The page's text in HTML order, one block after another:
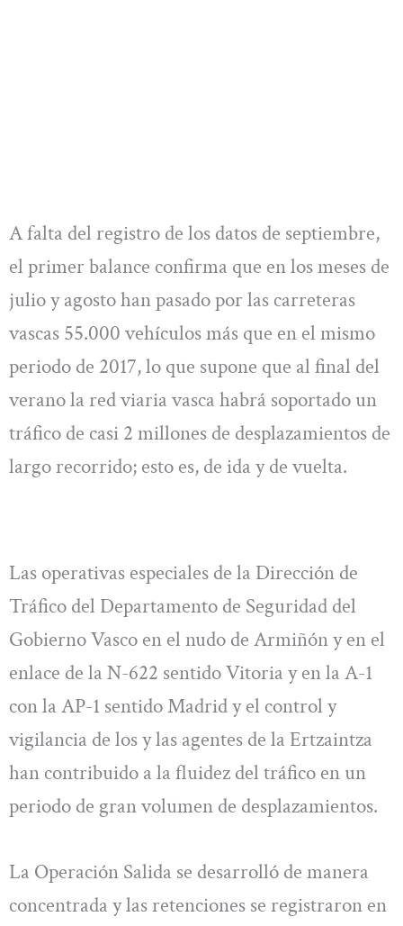
A falta del registro de los datos de septiembre,
el primer balance confirma que en los meses de
julio y agosto han pasado por las carreteras
vascas 55.000 vehículos más que en el mismo
periodo de 2017, lo que supone que al final del
verano la red viaria vasca habrá soportado un
tráfico de casi 2 millones de desplazamientos de
largo recorrido; esto es, de ida y de vuelta.
Las operativas especiales de la Dirección de
Tráfico del Departamento de Seguridad del
Gobierno Vasco en el nudo de Armiñón y en el
enlace de la N-622 sentido Vitoria y en la A-1
con la AP-1 sentido Madrid y el control y
vigilancia de los y las agentes de la Ertzaintza
han contribuido a la fluidez del tráfico en un
periodo de gran volumen de desplazamientos.
La Operación Salida se desarrolló de manera
concentrada y las retenciones se registraron en